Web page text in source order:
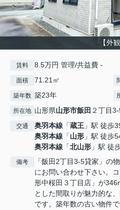
【外観
賃料 8.5万円 管理/共益費 -
面積 71.21㎡
築年数 築23年
所在地 山形県山形市飯田 ２丁目
交通 奥羽本線 「蔵王 」駅 徒歩
奥羽本線 「山形 」駅 徒歩
奥羽本線 「北山形 」駅 徒
備考
「飯田2丁目3‐5貸家」の
にお問い合わせ下さい。
形中桜田３丁目店」が
とした間取りが魅力的な
です。築年数の古い物件